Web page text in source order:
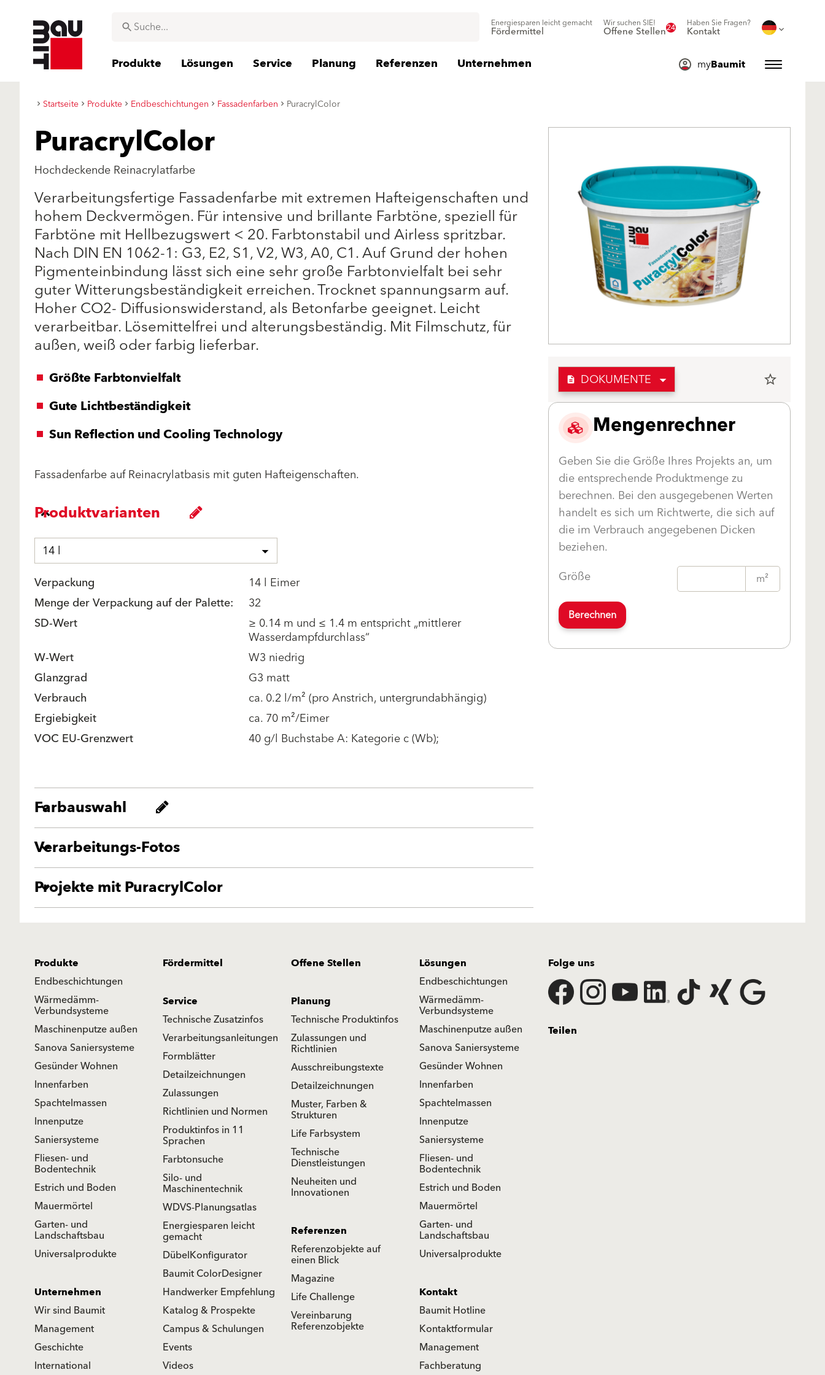
Energiesparen leicht gemacht
Fördermittel
Wir suchen SIE!
Offene Stellen24 Haben Sie Fragen?
Kontakt
Produkte Lösungen Service Planung Referenzen Unternehmen myBaumit
Startseite Produkte Endbeschichtungen Fassadenfarben PuracrylColor
PuracrylColor
Hochdeckende Reinacrylatfarbe
Verarbeitungsfertige Fassadenfarbe mit extremen Hafteigenschaften und
hohem Deckvermögen. Für intensive und brillante Farbtöne, speziell für
Farbtöne mit Hellbezugswert < 20. Farbtonstabil und Airless spritzbar.
Nach DIN EN 1062-1: G3, E2, S1, V2, W3, A0, C1. Auf Grund der hohen
Pigmenteinbindung lässt sich eine sehr große Farbtonvielfalt bei sehr
guter Witterungsbeständigkeit erreichen. Trocknet spannungsarm auf.
Hoher CO2- Diffusionswiderstand, als Betonfarbe geeignet. Leicht
verarbeitbar. Lösemittelfrei und alterungsbeständig. Mit Filmschutz, für
außen, weiß oder farbig lieferbar.
Größte Farbtonvielfalt
Gute Lichtbeständigkeit
Sun Reflection und Cooling Technology
Fassadenfarbe auf Reinacrylatbasis mit guten Hafteigenschaften.
Produktvarianten
14 l
Verpackung
14 l Eimer
Menge der Verpackung auf der Palette:
32
SD-Wert
≥ 0.14 m und ≤ 1.4 m entspricht „mittlerer
Wasserdampfdurchlass“
W-Wert
W3 niedrig
Glanzgrad
G3 matt
Verbrauch
ca. 0.2 l/m² (pro Anstrich, untergrundabhängig)
Ergiebigkeit
ca. 70 m²/Eimer
VOC EU-Grenzwert
40 g/l Buchstabe A: Kategorie c (Wb);
Farbauswahl
Verarbeitungs-Fotos
Projekte mit PuracrylColor
description DOKUMENTE star_border
Mengenrechner
Geben Sie die Größe Ihres Projekts an, um
die entsprechende Produktmenge zu
berechnen. Bei den ausgegebenen Werten
handelt es sich um Richtwerte, die sich auf
die im Verbrauch angegebenen Dicken
beziehen.
Größe
m²
Berechnen
Produkte
Endbeschichtungen
Wärmedämm-
Verbundsysteme
Maschinenputze außen
Sanova Saniersysteme
Gesünder Wohnen
Innenfarben
Spachtelmassen
Innenputze
Saniersysteme
Fliesen- und
Bodentechnik
Estrich und Boden
Mauermörtel
Garten- und
Landschaftsbau
Universalprodukte
Fördermittel Offene Stellen
Lösungen
Endbeschichtungen
Wärmedämm-
Verbundsysteme
Maschinenputze außen
Sanova Saniersysteme
Gesünder Wohnen
Innenfarben
Spachtelmassen
Innenputze
Saniersysteme
Fliesen- und
Bodentechnik
Estrich und Boden
Mauermörtel
Garten- und
Landschaftsbau
Universalprodukte
Service
Technische Zusatzinfos
Verarbeitungsanleitungen
Formblätter
Detailzeichnungen
Zulassungen
Richtlinien und Normen
Produktinfos in 11
Sprachen
Farbtonsuche
Silo- und
Maschinentechnik
WDVS-Planungsatlas
Energiesparen leicht
gemacht
DübelKonfigurator
Baumit ColorDesigner
Handwerker Empfehlung
Katalog & Prospekte
Campus & Schulungen
Events
Videos
Planung
Technische Produktinfos
Zulassungen und
Richtlinien
Ausschreibungstexte
Detailzeichnungen
Muster, Farben &
Strukturen
Life Farbsystem
Technische
Dienstleistungen
Neuheiten und
Innovationen
Referenzen
Referenzobjekte auf
einen Blick
Magazine
Life Challenge
Vereinbarung
Referenzobjekte
Unternehmen
Wir sind Baumit
Management
Geschichte
International
Kontakt
Baumit Hotline
Kontaktformular
Management
Fachberatung
Folge uns
Teilen